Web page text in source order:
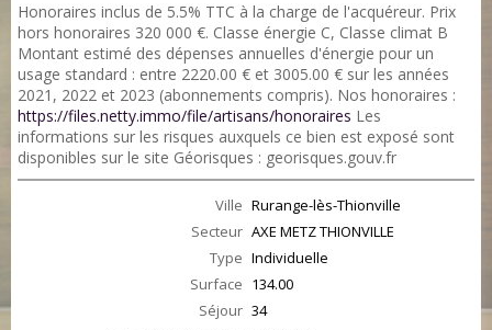
Honoraires inclus de 5.5% TTC à la charge de l'acquéreur. Prix
hors honoraires 320 000 €. Classe énergie C, Classe climat B
Montant estimé des dépenses annuelles d'énergie pour un
usage standard : entre 2220.00 € et 3005.00 € sur les années
2021, 2022 et 2023 (abonnements compris). Nos honoraires :
https://files.netty.immo/file/artisans/honoraires Les
informations sur les risques auxquels ce bien est exposé sont
disponibles sur le site Géorisques : georisques.gouv.fr
Ville Rurange-lès-Thionville
Secteur AXE METZ THIONVILLE
Type Individuelle
Surface 134.00
Séjour 34